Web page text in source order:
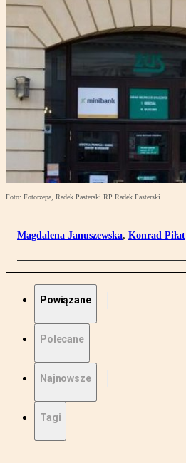
Foto: Fotorzepa, Radek Pasterski RP Radek Pasterski
Magdalena Januszewska, Konrad Piłat
Powiązane
Polecane
Najnowsze
Tagi